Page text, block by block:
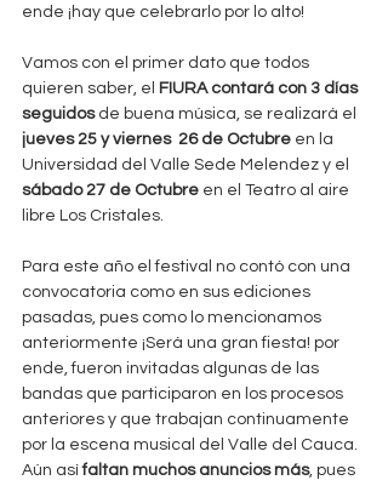
ende ¡hay que celebrarlo por lo alto!
Vamos con el primer dato que todos
quieren saber, el
FIURA contará con 3 días
seguidos de buena música, se realizará el
jueves 25 y viernes  26 de Octubre en la
Universidad del Valle Sede Melendez y el
sábado 27 de Octubre en el Teatro al aire
libre Los Cristales.
Para este año el festival no contó con una
convocatoria como en sus ediciones
pasadas, pues como lo mencionamos
anteriormente ¡Será una gran fiesta! por
ende, fueron invitadas algunas de las
bandas que participaron en los procesos
anteriores y que trabajan continuamente
por la escena musical del Valle del Cauca.
Aún así faltan muchos anuncios más, pues